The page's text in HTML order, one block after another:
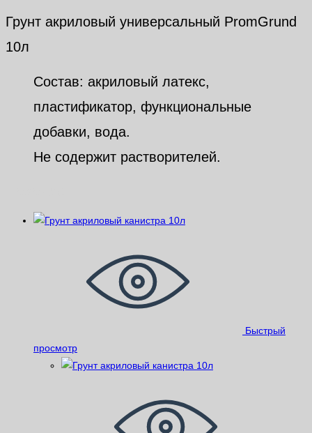
Грунт акриловый универсальный PromGrund
10л
Состав: акриловый латекс,
пластификатор, функциональные
добавки, вода.
Не содержит растворителей.
Быстрый
просмотр